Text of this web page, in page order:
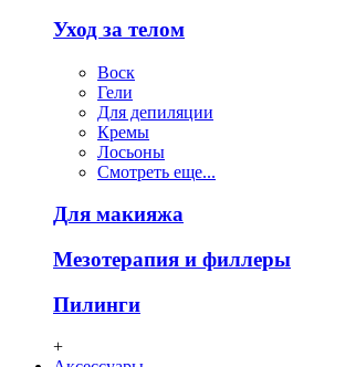
Уход за телом
Воск
Гели
Для депиляции
Кремы
Лосьоны
Смотреть еще...
Для макияжа
Мезотерапия и филлеры
Пилинги
+